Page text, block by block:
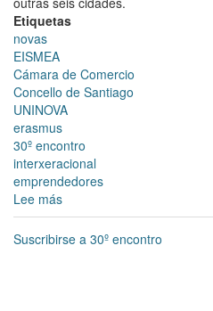
Etiquetas
novas
EISMEA
Cámara de Comercio
Concello de Santiago
UNINOVA
erasmus
30º encontro
interxeracional
emprendedores
Lee más
Compostela
acolle
Suscribirse a 30º encontro